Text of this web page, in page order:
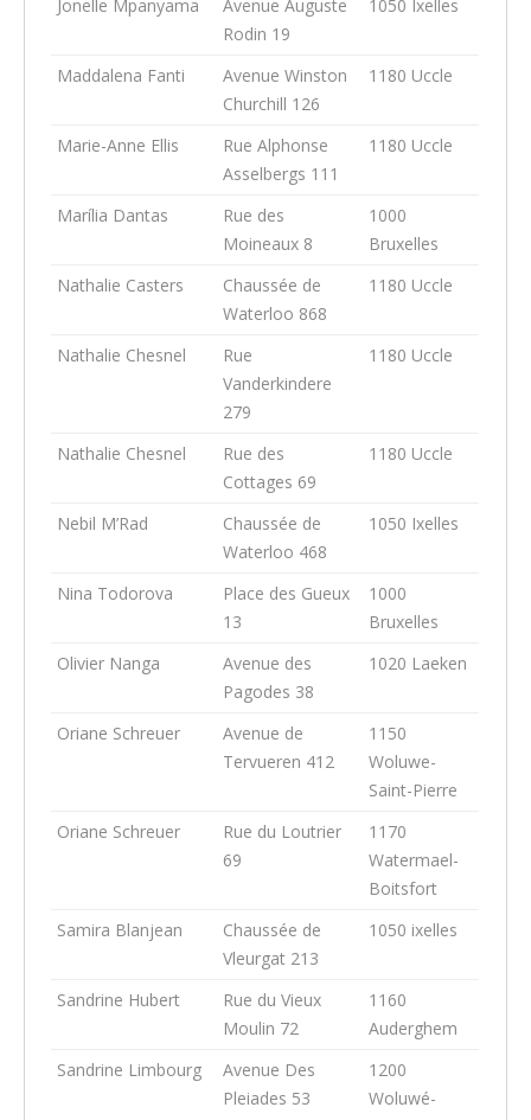
Jonelle Mpanyama
Avenue Auguste
Rodin 19
1050 Ixelles
Maddalena Fanti
Avenue Winston
Churchill 126
1180 Uccle
Marie-Anne Ellis
Rue Alphonse
Asselbergs 111
1180 Uccle
Marília Dantas
Rue des
Moineaux 8
1000
Bruxelles
Nathalie Casters
Chaussée de
Waterloo 868
1180 Uccle
Nathalie Chesnel
Rue
Vanderkindere
279
1180 Uccle
Nathalie Chesnel
Rue des
Cottages 69
1180 Uccle
Nebil M’Rad
Chaussée de
Waterloo 468
1050 Ixelles
Nina Todorova
Place des Gueux
13
1000
Bruxelles
Olivier Nanga
Avenue des
Pagodes 38
1020 Laeken
Oriane Schreuer
Avenue de
Tervueren 412
1150
Woluwe-
Saint-Pierre
Oriane Schreuer
Rue du Loutrier
69
1170
Watermael-
Boitsfort
Samira Blanjean
Chaussée de
Vleurgat 213
1050 ixelles
Sandrine Hubert
Rue du Vieux
Moulin 72
1160
Auderghem
Sandrine Limbourg
Avenue Des
Pleiades 53
1200
Woluwé-